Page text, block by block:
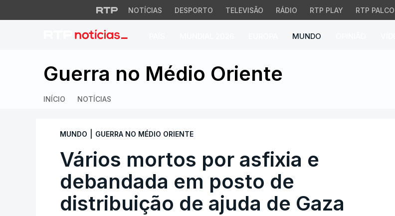
NOTÍCIAS DESPORTO TELEVISÃO RÁDIO RTP PLAY RTP PALCO
MUNDO
Vários mortos por asfixia e
Guerra no Médio Oriente
INÍCIO NOTÍCIAS
MUNDO GUERRA NO MÉDIO ORIENTE
Vários mortos por asfixia e
debandada em posto de
distribuição de ajuda de Gaza